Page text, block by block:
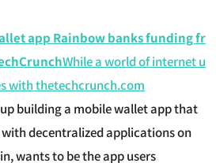
app Rainbow banks funding fr
While a world of internet u
withthetechcrunch.com
building a mobile wallet app that
decentralized applications on
wants to be the app users